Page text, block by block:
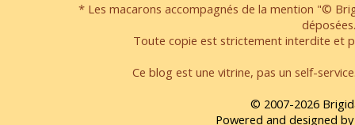
* Les macarons accompagnés de la mention "©
déposées.
Toute copie est strictement interdite et
Ce blog est une vitrine, pas un self-
© 2007-2026
Powered and designed